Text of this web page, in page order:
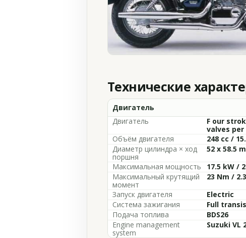
Технические
Двигатель
Двигатель
F our
valves
Объём двигателя
248 cc /
Диаметр цилиндра × ход
поршня
52 x 58.5
Максимальная мощность
17.5 kW /
Максимальный крутящий
момент
23 Nm /
Запуск двигателя
Electric
Система зажигания
Full
Подача топлива
BDS26
Engine management
system
Suzuki VL